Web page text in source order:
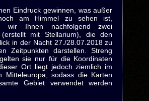
Eindruck gewinnen, was außer
am Himmel zu sehen ist,
wir Ihnen nachfolgend zwei
(erstellt mit Stellarium), die den
in der Nacht 27./28.07.2018 zu
Zeitpunkten darstellen. Streng
sie nur für die Koordinaten
Ort liegt jedoch ziemlich im
Mitteleuropa, sodass die Karten
Gebiet verwendet werden